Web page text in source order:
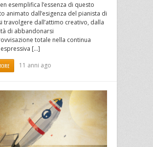
esemplifica l’essenza di questo
animato dall’esigenza del pianista di
travolgere dall’attimo creativo, dalla
di abbandonarsi
totale nella continua
[…]
11 anni ago